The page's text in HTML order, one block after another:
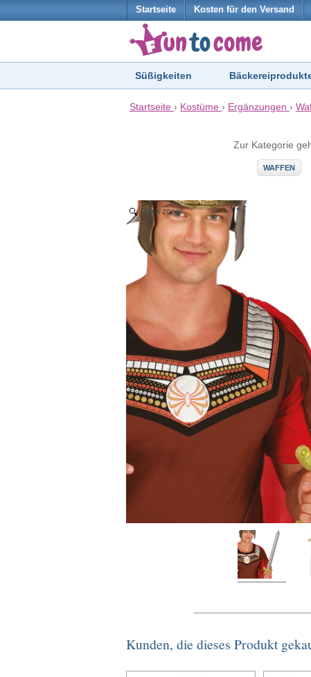
Startseite Kosten für den Versand
Süßigkeiten
Startseite › Kostüme › Ergänzungen ›
Zur Kategorie
WAFFEN
Click zoom
Kunden, die dieses Produkt